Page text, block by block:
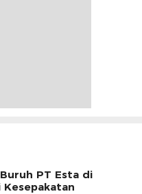
PT Esta di
Kesepakatan